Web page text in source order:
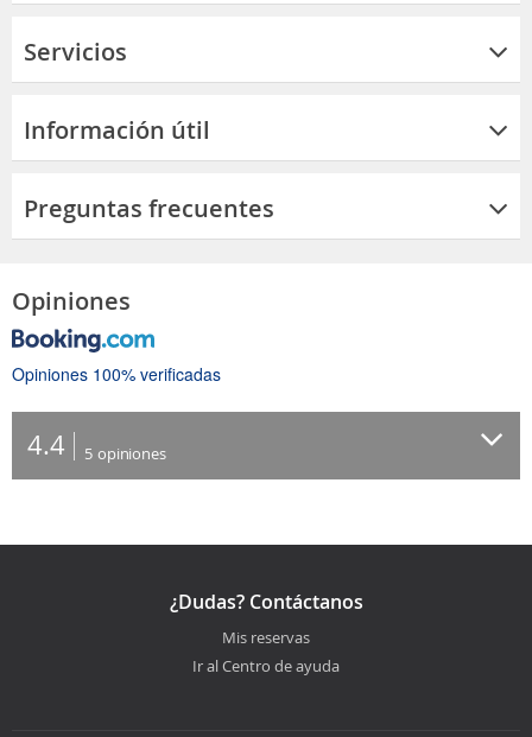
Servicios
Información útil
Preguntas frecuentes
Opiniones
Opiniones 100% verificadas
4.4 5 opiniones
¿Dudas? Contáctanos
Mis reservas
Ir al Centro de ayuda